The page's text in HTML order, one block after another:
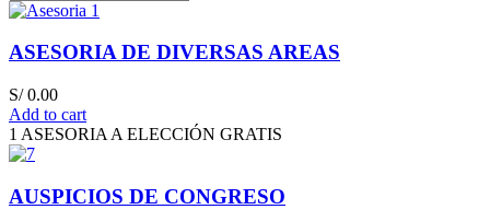
ASESORIA DE DIVERSAS AREAS
S/0.00
Add to cart
1 ASESORIA A ELECCIÓN GRATIS
AUSPICIOS DE CONGRESO